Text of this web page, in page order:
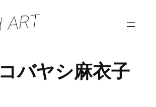
コバヤシ麻衣子